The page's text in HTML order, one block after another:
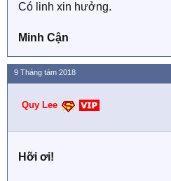
Có linh xin hưởng.
Minh Cận
9 Tháng tám 2018
Quy Lee
Hỡi ơi!